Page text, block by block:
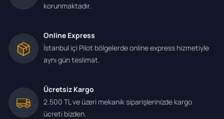
korunmaktadır.
Online Express
İstanbul içi Pilot bölgelerde online express hizmetiyle
aynı gün teslimat.
Ücretsiz Kargo
2.500 TL ve üzeri mekanik siparişlerinizde kargo
ücreti bizden.